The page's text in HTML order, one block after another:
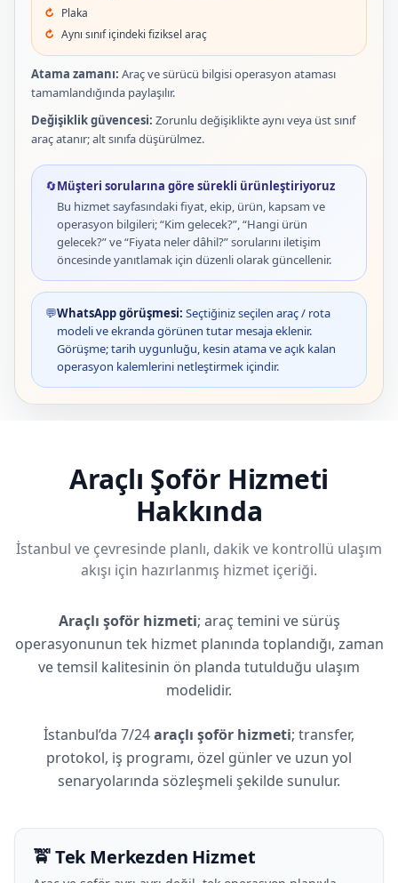
Plaka
Aynı sınıf içindeki fiziksel araç
Atama zamanı: Araç ve sürücü bilgisi operasyon ataması
tamamlandığında paylaşılır.
Değişiklik güvencesi: Zorunlu değişiklikte aynı veya üst sınıf
araç atanır; alt sınıfa düşürülmez.
🔄Müşteri sorularına göre sürekli ürünleştiriyoruz
Bu hizmet sayfasındaki fiyat, ekip, ürün, kapsam ve
operasyon bilgileri; “Kim gelecek?”, “Hangi ürün
gelecek?” ve “Fiyata neler dâhil?” sorularını iletişim
öncesinde yanıtlamak için düzenli olarak güncellenir.
💬WhatsApp görüşmesi: Seçtiğiniz seçilen araç / rota
modeli ve ekranda görünen tutar mesaja eklenir.
Görüşme; tarih uygunluğu, kesin atama ve açık kalan
operasyon kalemlerini netleştirmek içindir.
Araçlı Şoför Hizmeti
Hakkında
İstanbul ve çevresinde planlı, dakik ve kontrollü ulaşım
akışı için hazırlanmış hizmet içeriği.
Araçlı şoför hizmeti; araç temini ve sürüş
operasyonunun tek hizmet planında toplandığı, zaman
ve temsil kalitesinin ön planda tutulduğu ulaşım
modelidir.
İstanbul’da 7/24araçlı şoför hizmeti; transfer,
protokol, iş programı, özel günler ve uzun yol
senaryolarında sözleşmeli şekilde sunulur.
🚖 Tek Merkezden Hizmet